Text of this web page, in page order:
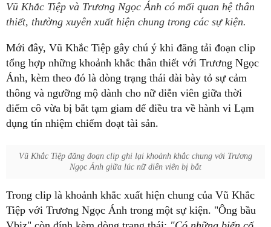
Vũ Khắc Tiệp và Trương Ngọc Ánh có mối quan hệ thân
thiết, thường xuyên xuất hiện chung trong các sự kiện.
Mới đây, Vũ Khắc Tiệp gây chú ý khi đăng tải đoạn clip
tổng hợp những khoảnh khắc thân thiết với Trương Ngọc
Ánh, kèm theo đó là dòng trạng thái dài bày tỏ sự cảm
thông và ngưỡng mộ dành cho nữ diễn viên giữa thời
điểm cô vừa bị bắt tạm giam để điều tra về hành vi Lạm
dụng tín nhiệm chiếm đoạt tài sản.
Vũ Khắc Tiệp đăng đoạn clip ghi lại khoảnh khắc chung với Trương
Ngọc Ánh giữa lúc nữ diễn viên bị bắt
Trong clip là khoảnh khắc xuất hiện chung của Vũ Khắc
Tiệp với Trương Ngọc Ánh trong một sự kiện. "Ông bầu